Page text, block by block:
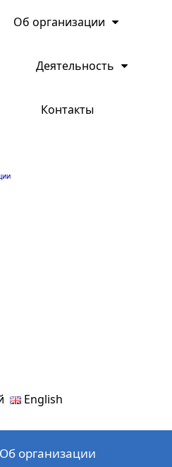
Об организации
Деятельность
Контакты
English
Об организации